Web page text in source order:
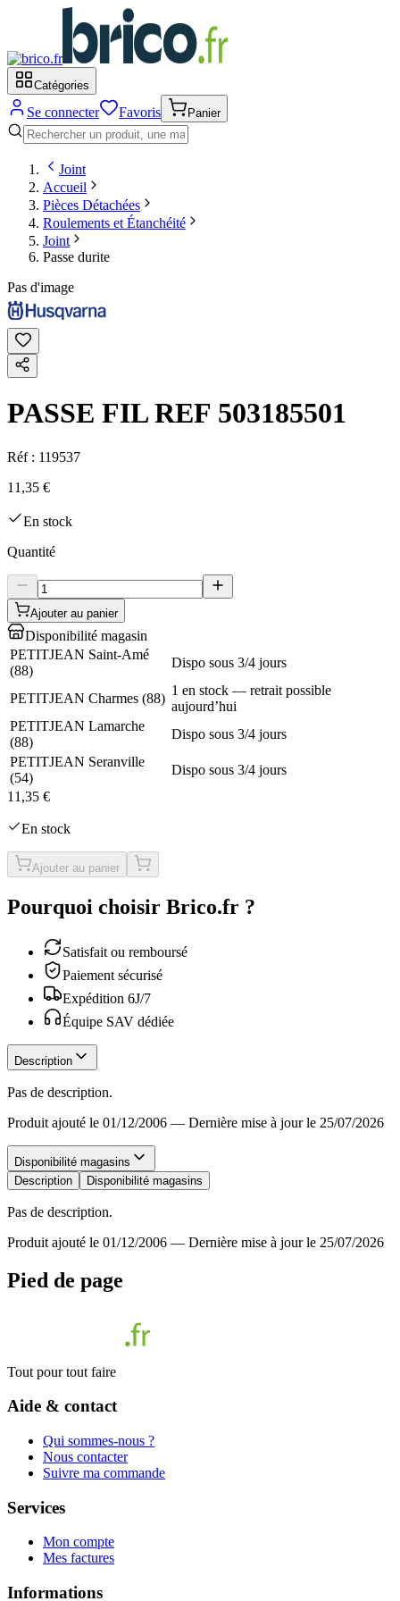
Catégories
Se connecter Favoris Panier
Joint
Accueil
Pièces Détachées
Roulements et Étanchéité
Joint
Passe durite
Pas d'image
PASSE FIL REF 503185501
Réf : 119537
11,35 €
En stock
Quantité
Ajouter au panier
Disponibilité magasin
PETITJEAN Saint-Amé
(88)
Dispo sous 3/4 jours
PETITJEAN Charmes (88)
1 en stock — retrait possible
aujourd’hui
PETITJEAN Lamarche
(88)
Dispo sous 3/4 jours
PETITJEAN Seranville
(54)
Dispo sous 3/4 jours
11,35 €
En stock
Ajouter au panier
Pourquoi choisir Brico.fr ?
Satisfait ou remboursé
Paiement sécurisé
Expédition 6J/7
Équipe SAV dédiée
Description
Pas de description.
Produit ajouté le 01/12/2006 — Dernière mise à jour le 25/07/2026
Disponibilité magasins
Description
Disponibilité magasins
Pas de description.
Produit ajouté le 01/12/2006 — Dernière mise à jour le 25/07/2026
Pied de page
Tout pour tout faire
Aide & contact
Qui sommes-nous ?
Nous contacter
Suivre ma commande
Services
Mon compte
Mes factures
Informations